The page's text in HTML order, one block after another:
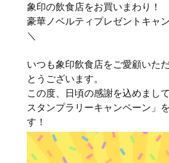
象印の飲食店をお買いまわり！
豪華ノベルティプレゼントキャ
＼
いつも象印飲食店をご愛顧いた
とうございます。
この度、日頃の感謝を込めまし
スタンプラリーキャンペーン」
す！